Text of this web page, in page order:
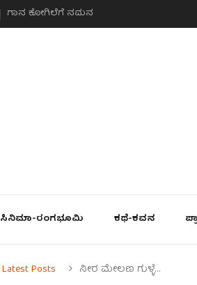
ಮನಸಿನ ಸವಿಭಾವ
ಸಿನಿಮಾ-ರಂಗಭೂಮಿ ಕಥೆ-ಕವನ
Latest Posts ನೀರ ಮೇಲಣ ಗುಳ್ಳೆ…